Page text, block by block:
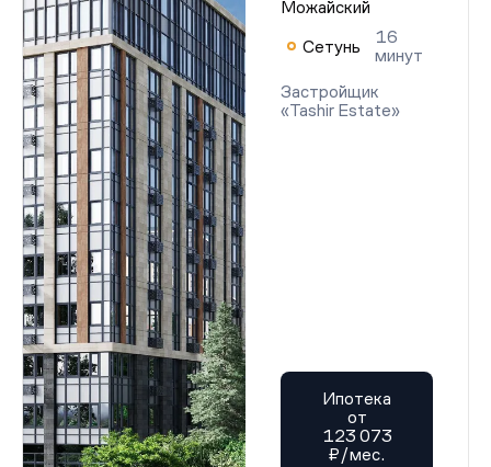
Можайский
Сетунь
16
минут
Застройщик
«Tashir Estate»
Ипотека
от
123 073
₽/мес.